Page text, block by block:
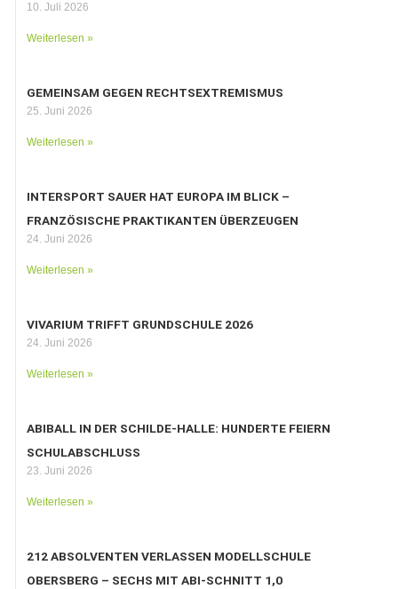
10. Juli 2026
Weiterlesen »
GEMEINSAM GEGEN RECHTSEXTREMISMUS
25. Juni 2026
Weiterlesen »
INTERSPORT SAUER HAT EUROPA IM BLICK –
FRANZÖSISCHE PRAKTIKANTEN ÜBERZEUGEN
24. Juni 2026
Weiterlesen »
VIVARIUM TRIFFT GRUNDSCHULE 2026
24. Juni 2026
Weiterlesen »
ABIBALL IN DER SCHILDE-HALLE: HUNDERTE FEIERN
SCHULABSCHLUSS
23. Juni 2026
Weiterlesen »
212 ABSOLVENTEN VERLASSEN MODELLSCHULE
OBERSBERG – SECHS MIT ABI-SCHNITT 1,0